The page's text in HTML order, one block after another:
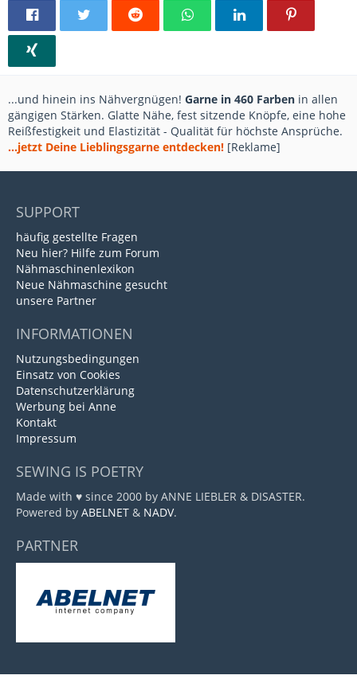
...und hinein ins Nähvergnügen! Garne in 460 Farben in allen
gängigen Stärken. Glatte Nähe, fest sitzende Knöpfe, eine hohe
Reißfestigkeit und Elastizität - Qualität für höchste Ansprüche.
...jetzt Deine Lieblingsgarne entdecken! [Reklame]
SUPPORT
häufig gestellte Fragen
Neu hier? Hilfe zum Forum
Nähmaschinenlexikon
Neue Nähmaschine gesucht
unsere Partner
INFORMATIONEN
Nutzungsbedingungen
Einsatz von Cookies
Datenschutzerklärung
Werbung bei Anne
Kontakt
Impressum
SEWING IS POETRY
Made with ♥ since 2000 by ANNE LIEBLER & DISASTER.
Powered by ABELNET & NADV.
PARTNER